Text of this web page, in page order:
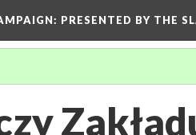
: PRESENTED BY THE